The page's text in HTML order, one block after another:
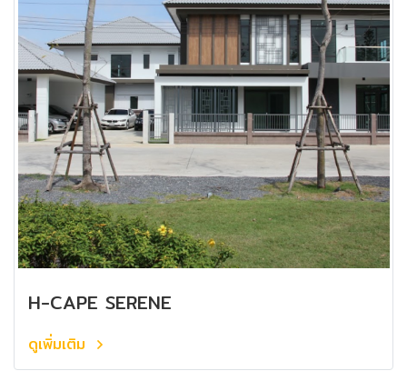
H-CAPE SERENE
ดูเพิ่มเติม